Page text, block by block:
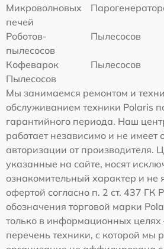
Микроволновых
печей
Роботов-
пылесосов
Пылесосов
Кофеварок
Пылесосов
Пылесосов
Мы занимаемся ремонтом и
обслуживанием техники Polaris
гарантийного периода. Наш
работает независимо и не имеет
авторизации от производителя.
указанные на сайте, носят
ознакомительный характер и не
офертой согласно п. 2 ст. 437 ГК
обозначения торговой марки
только в информационных целях
перечень техники, с которой мы